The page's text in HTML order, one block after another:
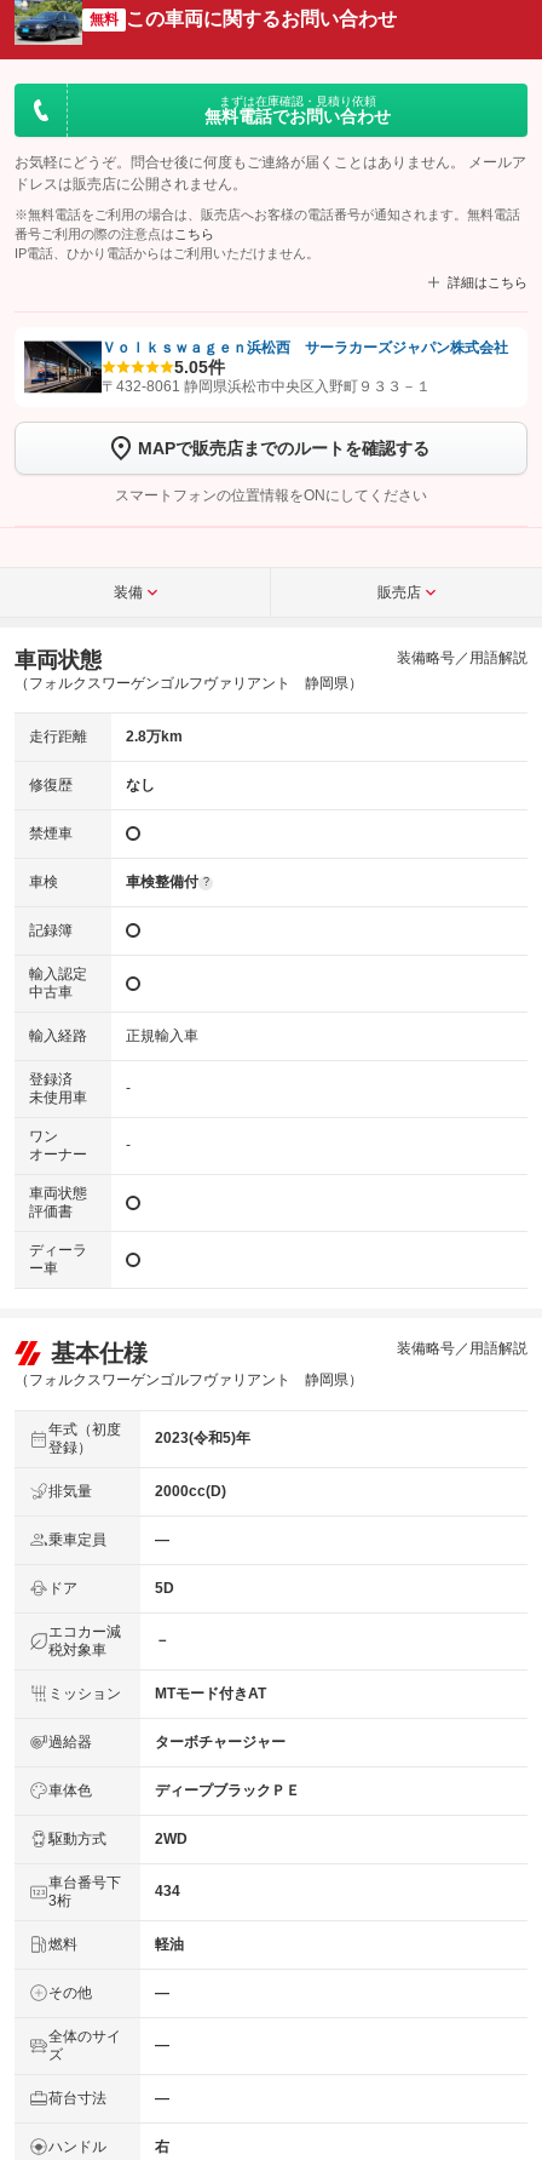
無料 この車両に関するお問い合わせ
まずは在庫確認・見積り依頼
無料電話でお問い合わせ
お気軽にどうぞ。問合せ後に何度もご連絡が届くことはありません。 メールア
ドレスは販売店に公開されません。
※無料電話をご利用の場合は、販売店へお客様の電話番号が通知されます。無料電話
番号ご利用の際の注意点は こちら
IP電話、ひかり電話からはご利用いただけません。
詳細はこちら
【STEP1】認証画面でグーネットを友だち追加してから「許可する」ボタンを押
トーク画面で
ボタンをタップして問い合わせを
完了してください。
こちら
Ｖｏｌｋｓｗａｇｅｎ浜松西 サーラカーズジャパン株式会社
5.05件
〒432-8061 静岡県浜松市中央区入野町９３３－１
MAPで販売店までのルートを確認する
スマートフォンの位置情報をONにしてください
装備 販売店
車両状態
（フォルクスワーゲンゴルフヴァリアント 静岡県）
装備略号／用語解説
走行距離 2.8万km
修復歴 なし
禁煙車
車検 車検整備付 ?
記録簿
輸入認定
中古車
輸入経路 正規輸入車
登録済
未使用車
-
ワン
オーナー
-
車両状態
評価書
ディーラ
ー車
基本仕様
（フォルクスワーゲンゴルフヴァリアント 静岡県）
装備略号／用語解説
年式（初度
登録）
2023(令和5)年
排気量 2000cc(D)
乗車定員 ―
ドア 5D
エコカー減
税対象車
－
ミッション MTモード付きAT
過給器 ターボチャージャー
車体色 ディープブラックＰＥ
駆動方式 2WD
車台番号下
3桁
434
燃料 軽油
その他 ―
全体のサイ
ズ
―
荷台寸法 ―
ハンドル 右